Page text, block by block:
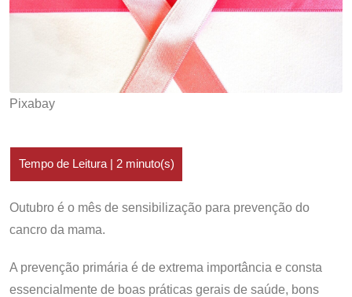
Pixabay
Outubro é o mês de sensibilização para prevenção do
cancro da mama.
A prevenção primária é de extrema importância e consta
essencialmente de boas práticas gerais de saúde, bons